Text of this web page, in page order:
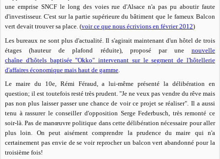
une emprise SNCF le long des voies rue d'Alsace n'a pas pu aboutir faute
d'investisseur. C'est sur la partie supérieure du bâtiment que le fameux Balcon
vert devait trouver sa place. (voir ce que nous écrivions en février 2012)
Les bureaux ne sont plus d'actualité. Il s'agirait maintenant d'un hôtel de trois
étages (hauteur de plafond réduite), proposé par une nouvelle
chaîne d'hôtels baptisée "Okko" intervenant sur le segment de l'hôtellerie
d'affaires économique mais haut de gamme
Le maire du 10e, Rémi Féraud, a lui-même présenté la délibération en
question; il est toutefois resté très prudent. "Je ne veux pas vendre du rêve mais
pas non plus laisser passer une chance de voir ce projet se réaliser". Il a aussi
tenu à rassurer le conseiller d'opposition Serge Federbusch, très remonté ce
soir-là. Pas de manœuvre politique dans cette délibération nécessaire pour aller
plus loin. On peut aisément comprendre la prudence du maire qui n'a
certainement pas envie de se voir reprocher un balcon vert abandonné pour la
troisième fois!